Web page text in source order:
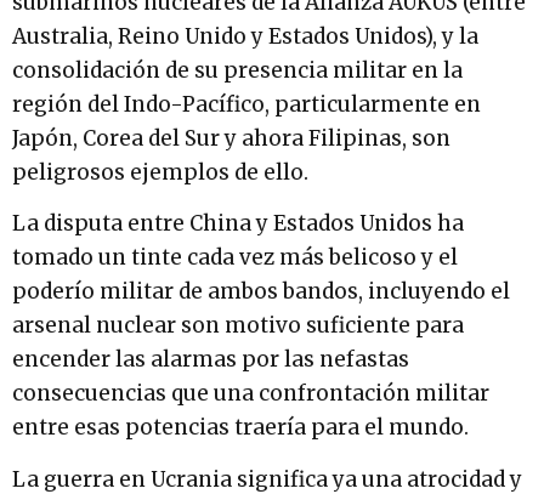
Australia, Reino Unido y Estados Unidos), y la
consolidación de su presencia militar en la
región del Indo-Pacífico, particularmente en
Japón, Corea del Sur y ahora Filipinas, son
peligrosos ejemplos de ello.
La disputa entre China y Estados Unidos ha
tomado un tinte cada vez más belicoso y el
poderío militar de ambos bandos, incluyendo el
arsenal nuclear son motivo suficiente para
encender las alarmas por las nefastas
consecuencias que una confrontación militar
entre esas potencias traería para el mundo.
La guerra en Ucrania significa ya una atrocidad y